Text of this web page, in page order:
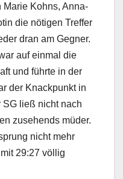
Marie Kohns, Anna-
die nötigen Treffer
dran am Gegner.
auf einmal die
und führte in der
der Knackpunkt in
SG ließ nicht nach
zusehends müder.
nicht mehr
29:27 völlig